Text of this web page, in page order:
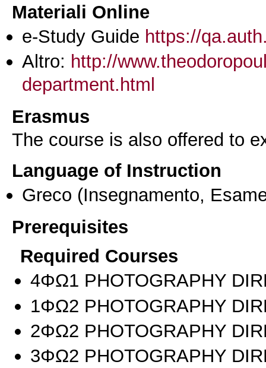
Materiali Online
e-Study Guide https://
Altro: http://
department.html
Erasmus
The course is also offered to
Language of Instruction
Greco (Insegnamento,
Prerequisites
Required Courses
4ΦΩ1 PHOTOGRAPHY
1ΦΩ2 PHOTOGRAPHY
2ΦΩ2 PHOTOGRAPHY
3ΦΩ2 PHOTOGRAPHY